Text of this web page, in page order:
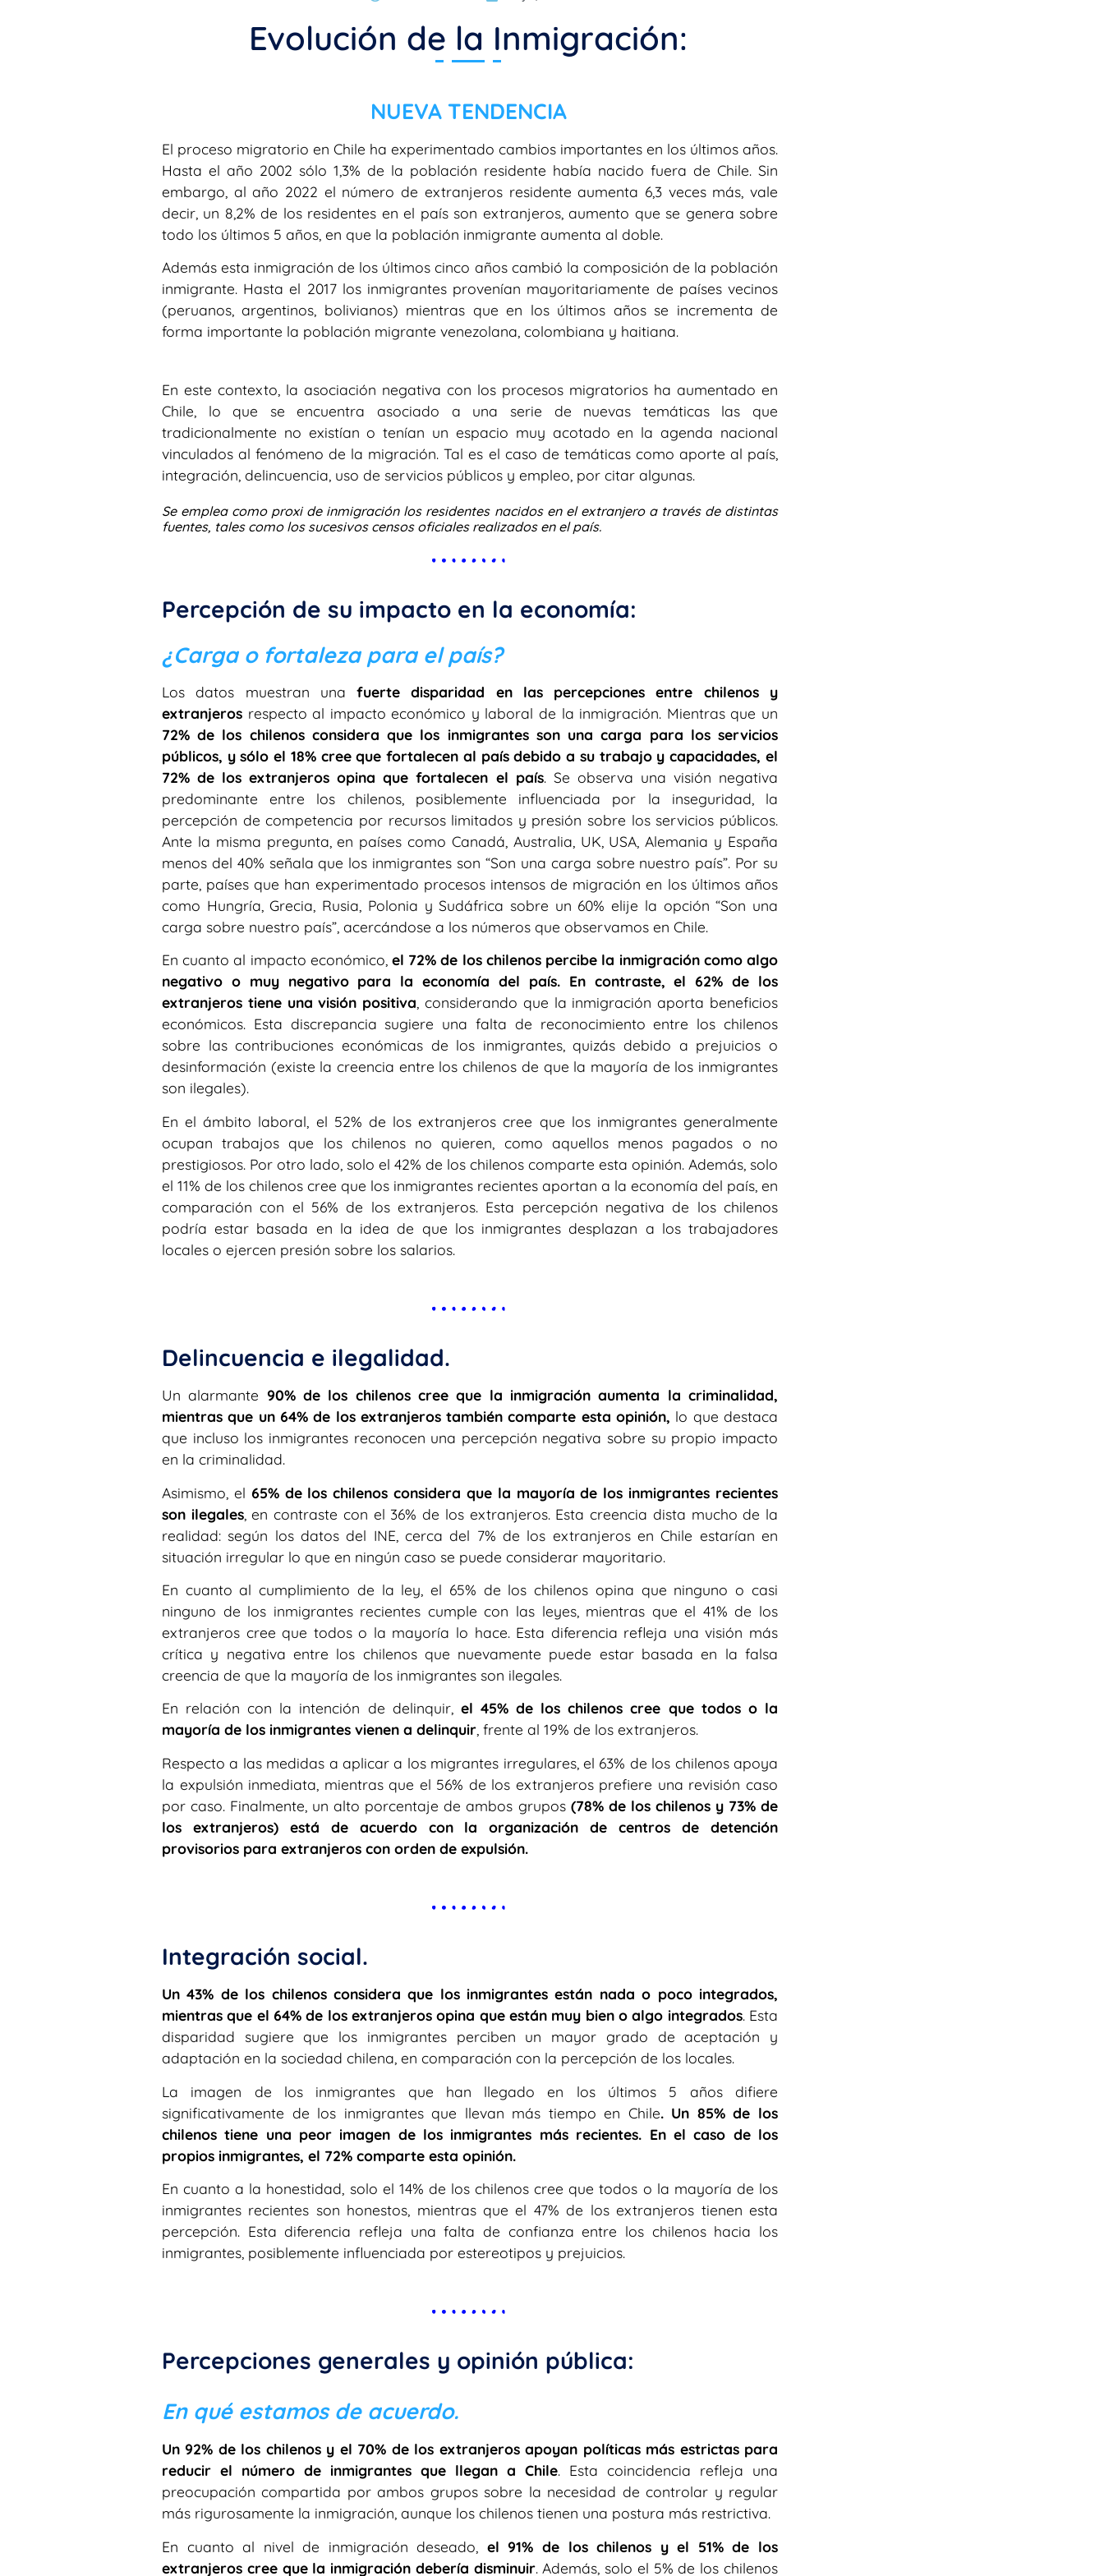
Evolución de la Inmigración:
NUEVA TENDENCIA
El proceso migratorio en Chile ha experimentado cambios importantes en los últimos años.
Hasta el año 2002 sólo 1,3% de la población residente había nacido fuera de Chile. Sin
embargo, al año 2022 el número de extranjeros residente aumenta 6,3 veces más, vale
decir, un 8,2% de los residentes en el país son extranjeros, aumento que se genera sobre
todo los últimos 5 años, en que la población inmigrante aumenta al doble.
Además esta inmigración de los últimos cinco años cambió la composición de la población
inmigrante. Hasta el 2017 los inmigrantes provenían mayoritariamente de países vecinos
(peruanos, argentinos, bolivianos) mientras que en los últimos años se incrementa de
forma importante la población migrante venezolana, colombiana y haitiana.
En este contexto, la asociación negativa con los procesos migratorios ha aumentado en
Chile, lo que se encuentra asociado a una serie de nuevas temáticas las que
tradicionalmente no existían o tenían un espacio muy acotado en la agenda nacional
vinculados al fenómeno de la migración. Tal es el caso de temáticas como aporte al país,
integración, delincuencia, uso de servicios públicos y empleo, por citar algunas.
Se emplea como proxi de inmigración los residentes nacidos en el extranjero a través de distintas
fuentes, tales como los sucesivos censos oficiales realizados en el país.
Percepción de su impacto en la economía:
¿Carga o fortaleza para el país?
Los datos muestran unafuerte disparidad en las percepciones entre chilenos y
extranjerosrespecto al impacto económico y laboral de la inmigración. Mientras que un
72% de los chilenos considera que los inmigrantes son una carga para los servicios
públicos, y sólo el 18% cree que fortalecen al país debido a su trabajo y capacidades, el
72% de los extranjeros opina que fortalecen el país. Se observa una visión negativa
predominante entre los chilenos, posiblemente influenciada por la inseguridad, la
percepción de competencia por recursos limitados y presión sobre los servicios públicos.
Ante la misma pregunta, en países como Canadá, Australia, UK, USA, Alemania y España
menos del 40% señala que los inmigrantes son “Son una carga sobre nuestro país”. Por su
parte, países que han experimentado procesos intensos de migración en los últimos años
como Hungría, Grecia, Rusia, Polonia y Sudáfrica sobre un 60% elije la opción “Son una
carga sobre nuestro país”, acercándose a los números que observamos en Chile.
En cuanto al impacto económico,el 72% de los chilenos percibe la inmigración como algo
negativo o muy negativo para la economía del país. En contraste, el 62% de los
extranjeros tiene una visión positiva , considerando que la inmigración aporta beneficios
económicos. Esta discrepancia sugiere una falta de reconocimiento entre los chilenos
sobre las contribuciones económicas de los inmigrantes, quizás debido a prejuicios o
desinformación (existe la creencia entre los chilenos de que la mayoría de los inmigrantes
son ilegales).
En el ámbito laboral, el 52% de los extranjeros cree que los inmigrantes generalmente
ocupan trabajos que los chilenos no quieren, como aquellos menos pagados o no
prestigiosos. Por otro lado, solo el 42% de los chilenos comparte esta opinión. Además, solo
el 11% de los chilenos cree que los inmigrantes recientes aportan a la economía del país, en
comparación con el 56% de los extranjeros. Esta percepción negativa de los chilenos
podría estar basada en la idea de que los inmigrantes desplazan a los trabajadores
locales o ejercen presión sobre los salarios.
Delincuencia e ilegalidad.
Un alarmante 90% de los chilenos cree que la inmigración aumenta la criminalidad,
mientras que un 64% de los extranjeros también comparte esta opinión, lo que destaca
que incluso los inmigrantes reconocen una percepción negativa sobre su propio impacto
en la criminalidad.
Asimismo, el 65% de los chilenos considera que la mayoría de los inmigrantes recientes
son ilegales, en contraste con el 36% de los extranjeros. Esta creencia dista mucho de la
realidad: según los datos del INE, cerca del 7% de los extranjeros en Chile estarían en
situación irregular lo que en ningún caso se puede considerar mayoritario.
En cuanto al cumplimiento de la ley, el 65% de los chilenos opina que ninguno o casi
ninguno de los inmigrantes recientes cumple con las leyes, mientras que el 41% de los
extranjeros cree que todos o la mayoría lo hace. Esta diferencia refleja una visión más
crítica y negativa entre los chilenos que nuevamente puede estar basada en la falsa
creencia de que la mayoría de los inmigrantes son ilegales.
En relación con la intención de delinquir, el 45% de los chilenos cree que todos o la
mayoría de los inmigrantes vienen a delinquir, frente al 19% de los extranjeros.
Respecto a las medidas a aplicar a los migrantes irregulares, el 63% de los chilenos apoya
la expulsión inmediata, mientras que el 56% de los extranjeros prefiere una revisión caso
por caso. Finalmente, un alto porcentaje de ambos grupos (78% de los chilenos y 73% de
los extranjeros) está de acuerdo con la organización de centros de detención
provisorios para extranjeros con orden de expulsión.
Integración social.
Un 43% de los chilenos considera que los inmigrantes están nada o poco integrados,
mientras que el 64% de los extranjeros opina que están muy bien o algo integrados. Esta
disparidad sugiere que los inmigrantes perciben un mayor grado de aceptación y
adaptación en la sociedad chilena, en comparación con la percepción de los locales.
La imagen de los inmigrantes que han llegado en los últimos 5 años difiere
significativamente de los inmigrantes que llevan más tiempo en Chile. Un 85% de los
chilenos tiene una peor imagen de los inmigrantes más recientes. En el caso de los
propios inmigrantes, el 72% comparte esta opinión.
En cuanto a la honestidad, solo el 14% de los chilenos cree que todos o la mayoría de los
inmigrantes recientes son honestos, mientras que el 47% de los extranjeros tienen esta
percepción. Esta diferencia refleja una falta de confianza entre los chilenos hacia los
inmigrantes, posiblemente influenciada por estereotipos y prejuicios.
Percepciones generales y opinión pública:
En qué estamos de acuerdo.
Un 92% de los chilenos y el 70% de los extranjeros apoyan políticas más estrictas para
reducir el número de inmigrantes que llegan a Chile. Esta coincidencia refleja una
preocupación compartida por ambos grupos sobre la necesidad de controlar y regular
más rigurosamente la inmigración, aunque los chilenos tienen una postura más restrictiva.
En cuanto al nivel de inmigración deseado, el 91% de los chilenos y el 51% de los
extranjeros cree que la inmigración debería disminuir. Además, solo el 5% de los chilenos